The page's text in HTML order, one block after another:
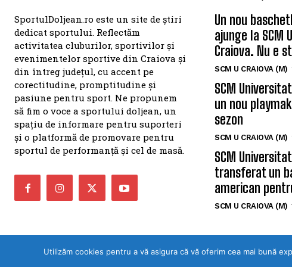
SPORTUL DOLJEAN
SportulDoljean.ro este un site de știri
dedicat sportului. Reflectăm
activitatea cluburilor, sportivilor și
evenimentelor sportive din Craiova și
din întreg județul, cu accent pe
corectitudine, promptitudine și
să fim o voce a sportului doljean, un
spațiu de informare pentru suporteri
și o platformă de promovare pentru
ULTIMELE ȘTIRI
Un nou
ajunge la SCM
Craiova. Nu e
SCM U CRAIOVA (M)
SCM
un nou
sezon
SCM U CRAIOVA (M)
transferat un
american
Utilizăm cookies pentru a vă asigura că vă oferim cea mai bună